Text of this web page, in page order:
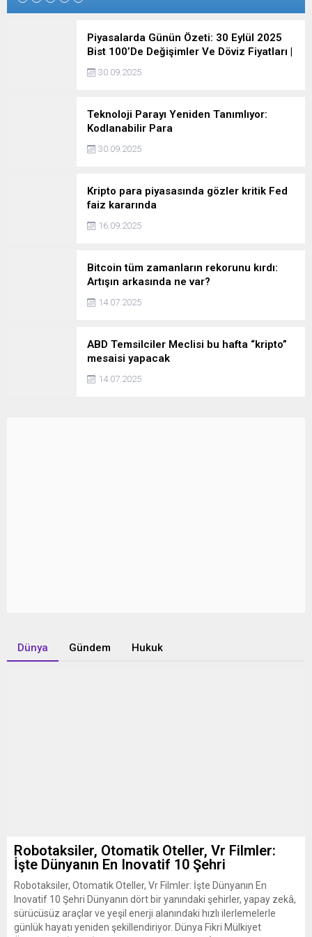
Piyasalarda Günün Özeti: 30 Eylül 2025
Bist 100’De Değişimler Ve Döviz Fiyatları |
Borsa Haberleri
30.09.2025
Teknoloji Parayı Yeniden Tanımlıyor:
Kodlanabilir Para
30.09.2025
Kripto para piyasasında gözler kritik Fed
faiz kararında
16.09.2025
Bitcoin tüm zamanların rekorunu kırdı:
Artışın arkasında ne var?
14.07.2025
ABD Temsilciler Meclisi bu hafta “kripto”
mesaisi yapacak
14.07.2025
Dünya Gündem Hukuk
Robotaksiler, Otomatik Oteller, Vr Filmler:
İşte Dünyanın En Inovatif 10 Şehri
Robotaksiler, Otomatik Oteller, Vr Filmler: İşte Dünyanın En
Inovatif 10 Şehri Dünyanın dört bir yanındaki şehirler, yapay zekâ,
sürücüsüz araçlar ve yeşil enerji alanındaki hızlı ilerlemelerle
günlük hayatı yeniden şekillendiriyor. Dünya Fikri Mülkiyet